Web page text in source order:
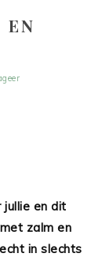
EN
jullie en dit
zalm en
in slechts